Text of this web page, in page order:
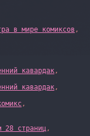
в мире комиксов ,
кавардак,
кавардак,
,
28 страниц,